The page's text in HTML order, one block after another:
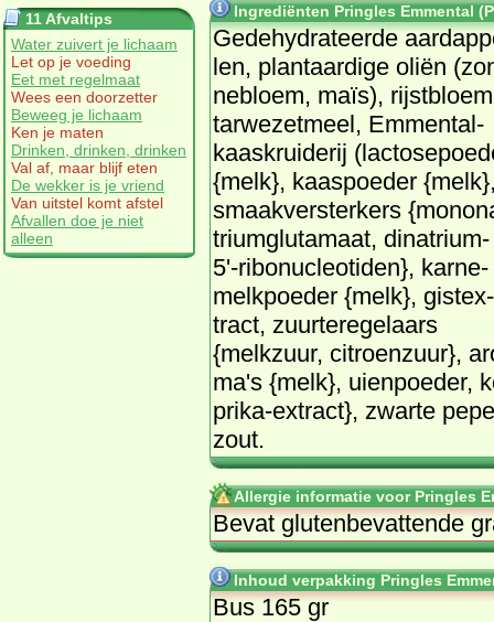
11 Afvaltips
Water zuivert je lichaam
Let op je voeding
Eet met regelmaat
Wees een doorzetter
Beweeg je lichaam
Ken je maten
Drinken, drinken, drinken
Val af, maar blijf eten
De wekker is je vriend
Van uitstel komt afstel
Afvallen doe je niet
alleen
Ingrediënten Pringles Emmental
Ge­de­hy­dra­teer­de
len, plant­aar­di­ge oli­ën
ne­bloem, ma­ïs),
tar­wezet­meel, Em­men­tal­
kaas­krui­de­rij
{melk}, kaaspoe­der
smaak­ver­ster­kers
tri­um­glu­ta­maat, di­na­tri­um-
5'-ri­bo­nu­cle­o­ti­den}, kar­ne­
melkpoe­der {melk}, gist­ex­
tract, zuur­te­re­ge­laars
{melkzuur, ci­troen­zuur},
ma's {melk}, ui­en­poe­der,
pri­ka-ex­tract}, zwar­te
zout.
Allergie informatie voor Pringles
Be­vat glu­ten­be­vat­ten­de
Inhoud verpakking Pringles
Bus 165 gr